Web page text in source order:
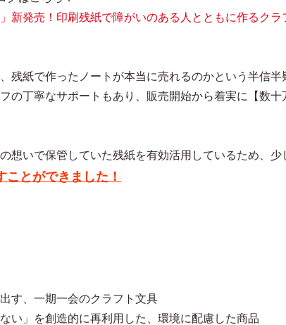
新発売！印刷残紙で障がいのある人とともに作るクラ
残紙で作ったノートが本当に売れるのかという半信半
の丁寧なサポートもあり、販売開始から着実に【数十
想いで保管していた残紙を有効活用しているため、少
とができました！
す、一期一会のクラフト文具
い」を創造的に再利用した、環境に配慮した商品